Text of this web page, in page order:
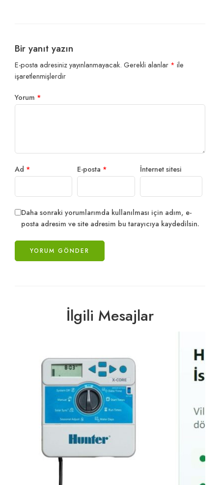
Bir yanıt yazın
E-posta adresiniz yayınlanmayacak. Gerekli alanlar * ile
işaretlenmişlerdir
Yorum *
Ad * E-posta * İnternet sitesi
Daha sonraki yorumlarımda kullanılması için adım, e-
posta adresim ve site adresim bu tarayıcıya kaydedilsin.
İlgili Mesajlar